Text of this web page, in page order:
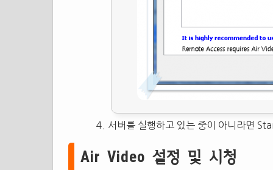
서버를 실행하고 있는 중이 아니라면
Air Video 설정 및 시청